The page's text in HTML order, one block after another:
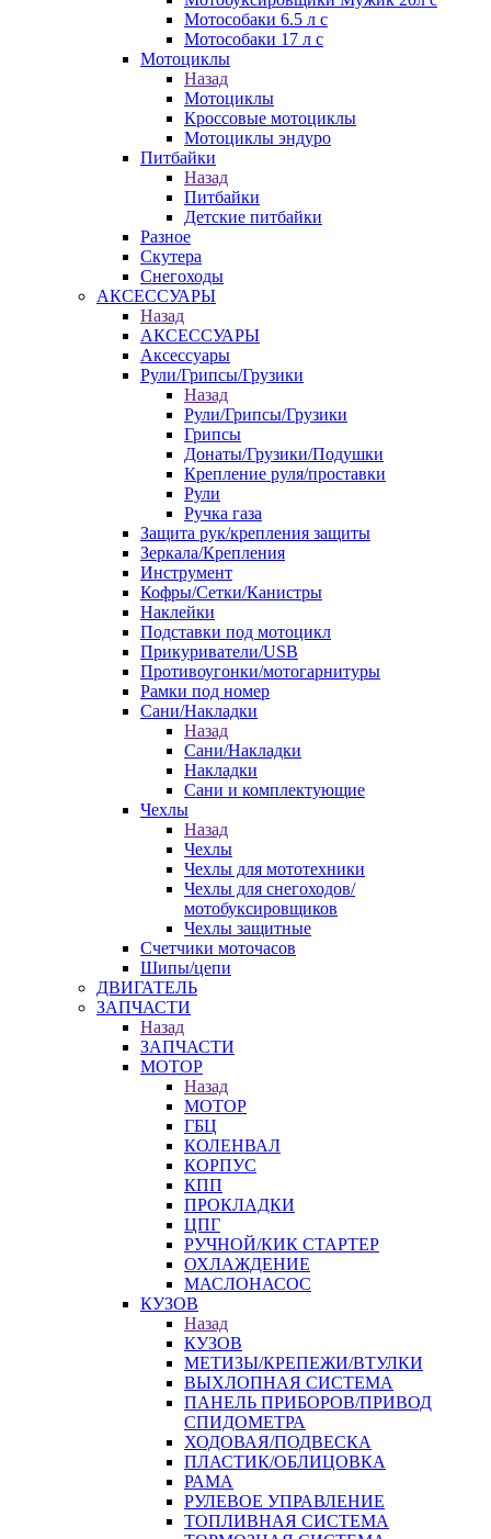
Мотособаки 6.5 л с
Мотособаки 17 л с
Мотоциклы
Назад
Мотоциклы
Кроссовые мотоциклы
Мотоциклы эндуро
Питбайки
Назад
Питбайки
Детские питбайки
Разное
Скутера
Снегоходы
АКСЕССУАРЫ
Назад
АКСЕССУАРЫ
Аксессуары
Рули/Грипсы/Грузики
Назад
Рули/Грипсы/Грузики
Грипсы
Донаты/Грузики/Подушки
Крепление руля/проставки
Рули
Ручка газа
Защита рук/крепления защиты
Зеркала/Крепления
Инструмент
Кофры/Сетки/Канистры
Наклейки
Подставки под мотоцикл
Прикуриватели/USB
Противоугонки/мотогарнитуры
Рамки под номер
Сани/Накладки
Назад
Сани/Накладки
Накладки
Сани и комплектующие
Чехлы
Назад
Чехлы
Чехлы для мототехники
Чехлы для снегоходов/
мотобуксировщиков
Чехлы защитные
Счетчики моточасов
Шипы/цепи
ДВИГАТЕЛЬ
ЗАПЧАСТИ
Назад
ЗАПЧАСТИ
МОТОР
Назад
МОТОР
ГБЦ
КОЛЕНВАЛ
КОРПУС
КПП
ПРОКЛАДКИ
ЦПГ
РУЧНОЙ/КИК СТАРТЕР
ОХЛАЖДЕНИЕ
МАСЛОНАСОС
КУЗОВ
Назад
КУЗОВ
МЕТИЗЫ/КРЕПЕЖИ/ВТУЛКИ
ВЫХЛОПНАЯ СИСТЕМА
ПАНЕЛЬ ПРИБОРОВ/ПРИВОД
СПИДОМЕТРА
ХОДОВАЯ/ПОДВЕСКА
ПЛАСТИК/ОБЛИЦОВКА
РАМА
РУЛЕВОЕ УПРАВЛЕНИЕ
ТОПЛИВНАЯ СИСТЕМА